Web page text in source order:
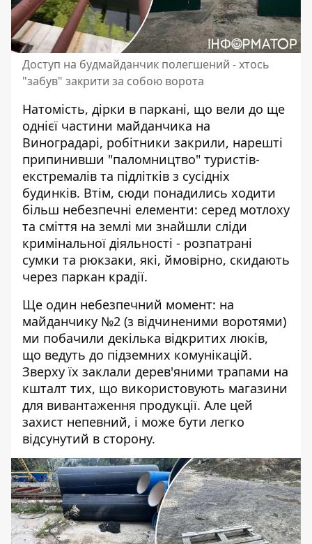
Доступ на будмайданчик полегшений - хтось
"забув" закрити за собою ворота
Натомість, дірки в паркані, що вели до ще
однієї частини майданчика на
Виноградарі, робітники закрили, нарешті
припинивши "паломництво" туристів-
екстремалів та підлітків з сусідніх
будинків. Втім, сюди понадились ходити
більш небезпечні елементи: серед мотлоху
та сміття на землі ми знайшли сліди
кримінальної діяльності - розпатрані
сумки та рюкзаки, які, ймовірно, скидають
через паркан крадії.
Ще один небезпечний момент: на
майданчику №2 (з відчиненими воротями)
ми побачили декілька відкритих люків,
що ведуть до підземних комунікацій.
Зверху їх заклали дерев'яними трапами на
кшталт тих, що використовують магазини
для вивантаження продукції. Але цей
захист непевний, і може бути легко
відсунутий в сторону.